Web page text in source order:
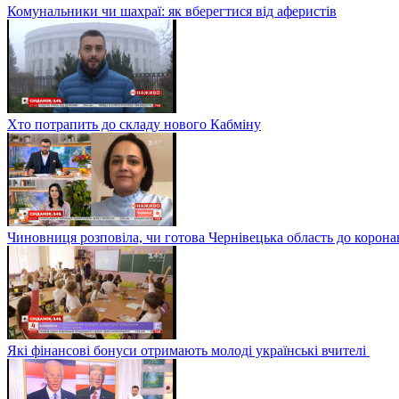
Комунальники чи шахраї: як вберегтися від аферистів
Хто потрапить до складу нового Кабміну
Чиновниця розповіла, чи готова Чернівецька область до
Які фінансові бонуси отримають молоді українські вчителі